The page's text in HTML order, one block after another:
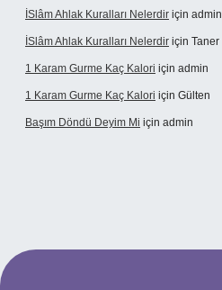
İSlâm Ahlak Kuralları Nelerdir için admin
İSlâm Ahlak Kuralları Nelerdir için Taner
1 Karam Gurme Kaç Kalori için admin
1 Karam Gurme Kaç Kalori için Gülten
Başım Döndü Deyim Mi için admin